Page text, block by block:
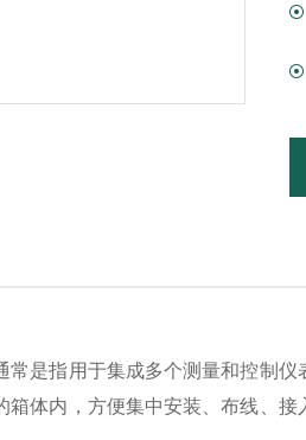
常是指用于集成多个测量和控制
箱体内，方便集中安装、布线、